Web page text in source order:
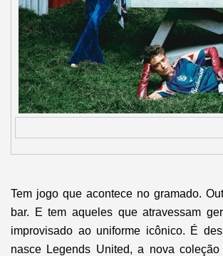
Tem jogo que acontece no gramado.
bar. E tem aqueles que atravessam
improvisado ao uniforme icônico. É
nasce Legends United, a nova